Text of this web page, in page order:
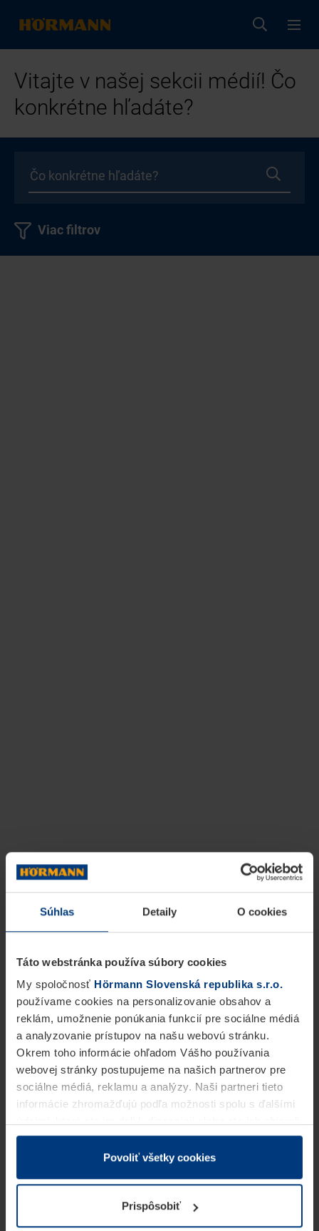
Súhlas Detaily O cookies
Táto webstránka používa súbory cookies
My spoločnosť Hörmann Slovenská republika s.r.o.
používame cookies na personalizovanie obsahov a
reklám, umožnenie ponúkania funkcií pre sociálne médiá
a analyzovanie prístupov na našu webovú stránku.
Okrem toho informácie ohľadom Vášho používania
webovej stránky postupujeme na našich partnerov pre
sociálne médiá, reklamu a analýzy. Naši partneri tieto
informácie zhromažďujú podľa možnosti spolu s ďalšími
v rámci Vášho využívania služieb.
Z právneho hľadiska môžeme cookies ukladať na Vašom
prevádzku tejto stránky. Pre všetky ostatné typy cookie
potrebujeme Vaše povolenie. Vaše povolenie môžete
kedykoľvek zmeniť alebo odvolať vo vysvetlení cookie
Povoliť všetky cookies
Prispôsobiť
Vitajte v našej sekcii médií! Čo
konkrétne hľadáte?
Viac filtrov